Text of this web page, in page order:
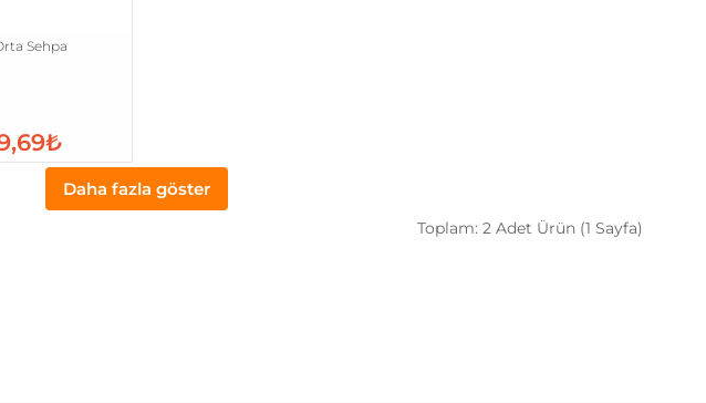
Sehpa
Daha fazla göster
Toplam: 2 Adet Ürün (1 Sayfa)